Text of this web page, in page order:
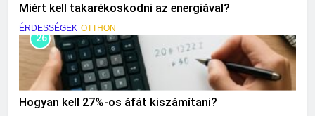
Miért kell takarékoskodni az energiával?
ÉRDESSÉGEK OTTHON
26
Hogyan kell 27%-os áfát kiszámítani?